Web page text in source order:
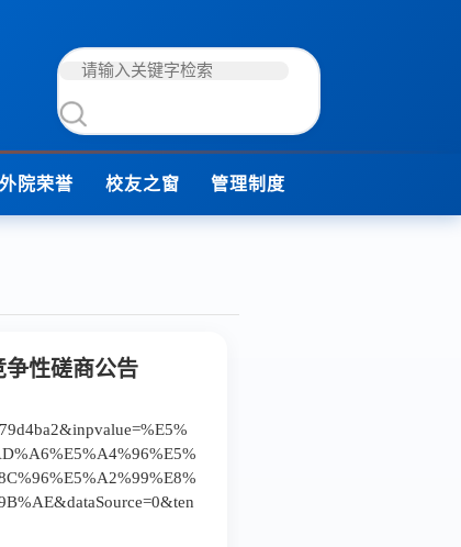
外院荣誉 校友之窗 管理制度
性磋商公告